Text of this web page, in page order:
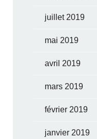
juillet 2019
mai 2019
avril 2019
mars 2019
février 2019
janvier 2019